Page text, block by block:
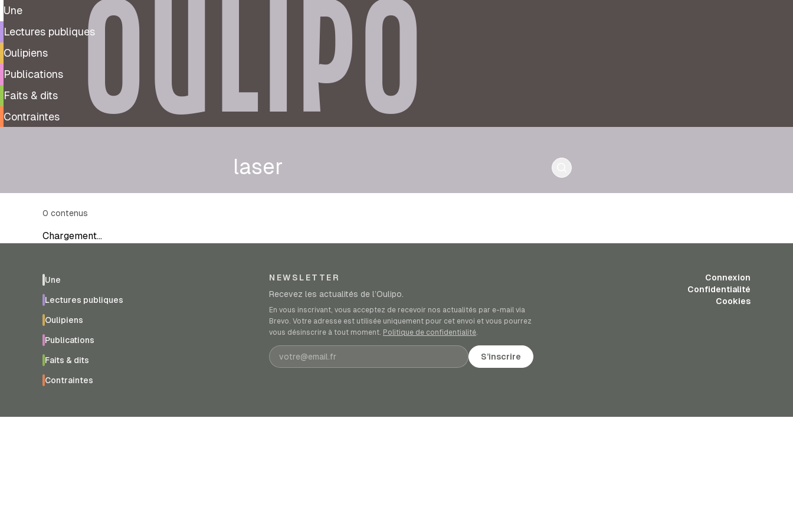
Une
Lectures publiques
Oulipiens
Publications
Faits & dits
Contraintes
OULIPO
laser
0 contenus
Chargement…
Une
Lectures publiques
Oulipiens
Publications
Faits & dits
Contraintes
NEWSLETTER
Recevez les actualités de l’Oulipo.
En vous inscrivant, vous acceptez de recevoir nos actualités par e-mail via
Brevo. Votre adresse est utilisée uniquement pour cet envoi et vous pourrez
vous désinscrire à tout moment. Politique de confidentialité.
Adresse e-mail S’inscrire
Connexion
Confidentialité
Cookies